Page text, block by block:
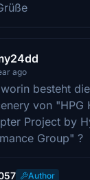
ago
besteht
von "HPG
Project by
Group" ?
Author